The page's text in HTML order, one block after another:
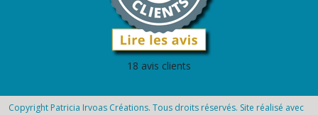
18 avis clients
Copyright Patricia Irvoas Créations. Tous droits réservés. Site réalisé avec